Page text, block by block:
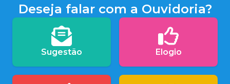
Deseja falar com a Ouvidoria?
Sugestão Elogio